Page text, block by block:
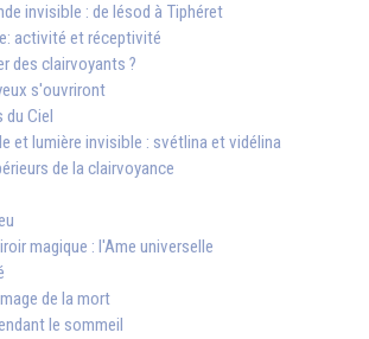
invisible : de Iésod à Tiphéret
activité et réceptivité
des clairvoyants ?
s'ouvriront
du Ciel
et lumière invisible : svétlina et vidélina
de la clairvoyance
magique : l'Ame universelle
de la mort
le sommeil